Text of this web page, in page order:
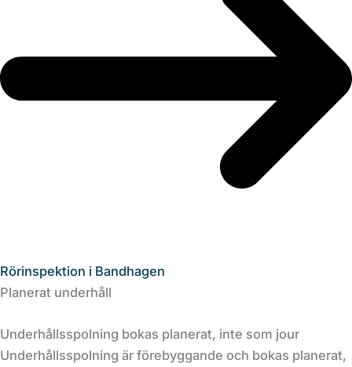
Rörinspektion i Bandhagen
Planerat underhåll
Underhållsspolning bokas planerat, inte som jour
Underhållsspolning är förebyggande och bokas planerat,